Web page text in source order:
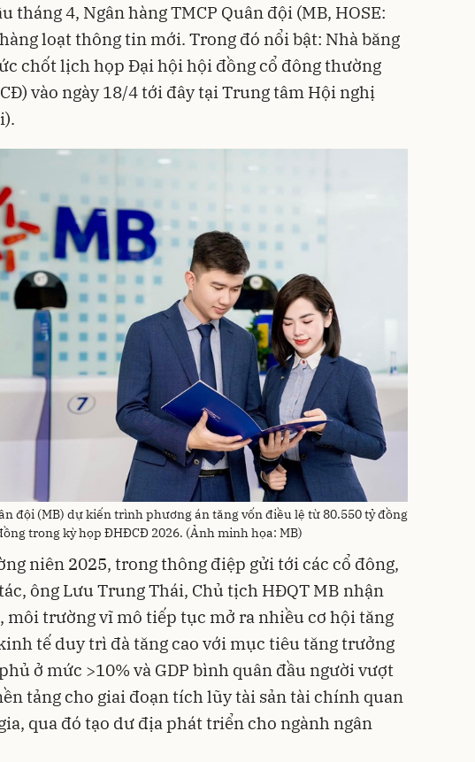
tháng 4, Ngân hàng TMCP Quân đội (MB, HOSE:
loạt thông tin mới. Trong đó nổi bật: Nhà băng
chốt lịch họp Đại hội hội đồng cổ đông thường
vào ngày 18/4 tới đây tại Trung tâm Hội nghị
đội (MB) dự kiến trình phương án tăng vốn điều lệ từ 80.550 tỷ đồng
trong kỳ họp ĐHĐCĐ 2026. (Ảnh minh họa: MB)
niên 2025, trong thông điệp gửi tới các cổ đông,
ông Lưu Trung Thái, Chủ tịch HĐQT MB nhận
môi trường vĩ mô tiếp tục mở ra nhiều cơ hội tăng
tế duy trì đà tăng cao với mục tiêu tăng trưởng
ở mức >10% và GDP bình quân đầu người vượt
tảng cho giai đoạn tích lũy tài sản tài chính quan
qua đó tạo dư địa phát triển cho ngành ngân